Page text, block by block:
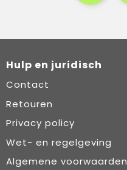
Hulp en juridisch
Contact
Retouren
Privacy policy
Wet- en regelgeving
Algemene voorwaarden